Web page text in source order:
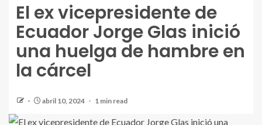
El ex vicepresidente de
Ecuador Jorge Glas inició
una huelga de hambre en
la cárcel
abril 10, 2024 1 min read